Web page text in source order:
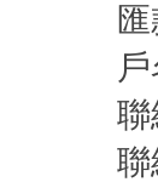
聯
聯